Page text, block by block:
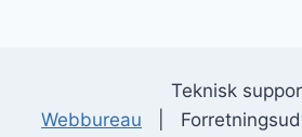
Teknisk
Webbureau |